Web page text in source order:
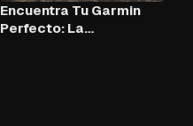
Encuentra Tu Garmin
Perfecto: La